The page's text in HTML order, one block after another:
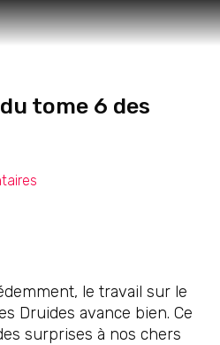
tome 6 des
le travail sur le
Druides avance bien. Ce
surprises à nos chers